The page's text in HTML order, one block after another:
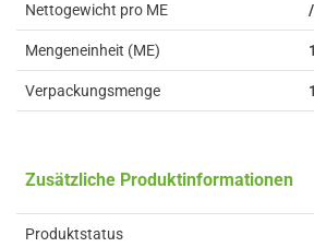
Nettogewicht pro ME /
Mengeneinheit (ME)
Verpackungsmenge 1
Zusätzliche Produktinformationen
Produktstatus